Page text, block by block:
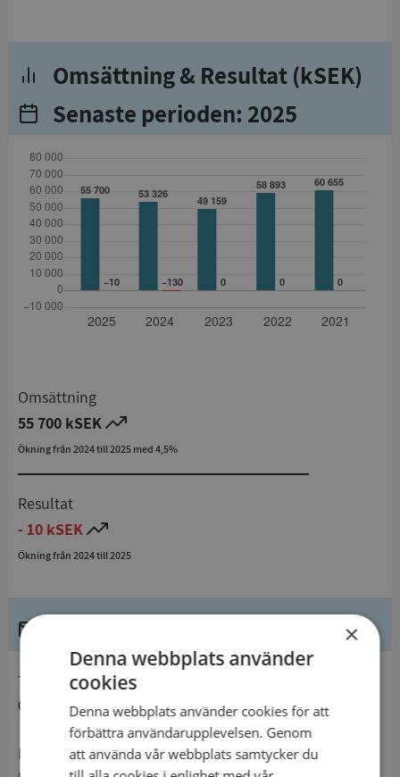
Omsättning & Resultat (kSEK)
Senaste perioden: 2025
Omsättning
55 700 kSEK
Ökning från 2024 till 2025 med 4,5%
Resultat
- 10 kSEK
Ökning från 2024 till 2025
0155499021
Postadress
×
Denna webbplats använder
cookies
Denna webbplats använder cookies för att
förbättra användarupplevelsen. Genom
att använda vår webbplats samtycker du